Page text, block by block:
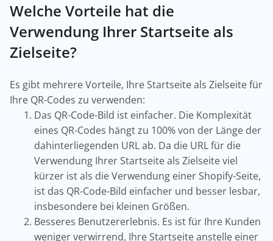
Welche Vorteile hat die
Verwendung Ihrer Startseite als
Zielseite?
Es gibt mehrere Vorteile, Ihre Startseite als Zielseite für
Ihre QR-Codes zu verwenden:
Das QR-Code-Bild ist einfacher. Die Komplexität
eines QR-Codes hängt zu 100% von der Länge der
dahinterliegenden URL ab. Da die URL für die
Verwendung Ihrer Startseite als Zielseite viel
kürzer ist als die Verwendung einer Shopify-Seite,
ist das QR-Code-Bild einfacher und besser lesbar,
insbesondere bei kleinen Größen.
Besseres Benutzererlebnis. Es ist für Ihre Kunden
weniger verwirrend, Ihre Startseite anstelle einer